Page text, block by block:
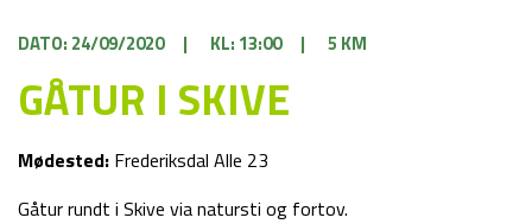
DATO: 24/09/2020 | KL: 13:00 | 5 KM
GÅTUR I SKIVE
Mødested: Frederiksdal Alle 23
Gåtur rundt i Skive via natursti og fortov.